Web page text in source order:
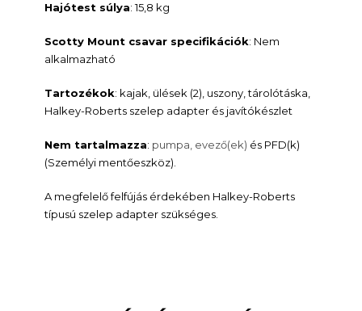
Hajótest súlya: 15,8 kg
Scotty Mount csavar specifikációk: Nem
alkalmazható
Tartozékok: kajak, ülések (2), uszony, tárolótáska,
Halkey-Roberts szelep adapter és javítókészlet
Nem tartalmazza: pumpa, evező(ek) és PFD(k)
(Személyi mentőeszköz).
A megfelelő felfújás érdekében Halkey-Roberts
típusú szelep adapter szükséges.